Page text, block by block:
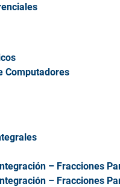
Computadores
– Fracciones
– Fracciones